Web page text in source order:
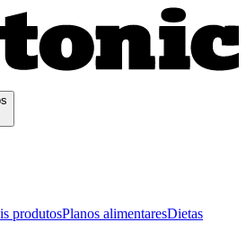
produtosPlanos alimentaresDietas